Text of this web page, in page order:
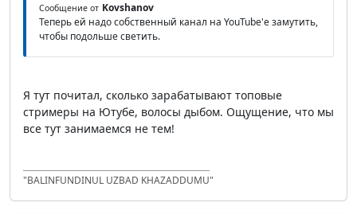
Сообщение от Kovshanov
Теперь ей надо собственный канал на YouTube'е замутить,
чтобы подольше светить.
Я тут почитал, сколько зарабатывают топовые
стримеры на Ютубе, волосы дыбом. Ощущение, что мы
все тут занимаемся не тем!
"BALINFUNDINUL UZBAD KHAZADDUMU"